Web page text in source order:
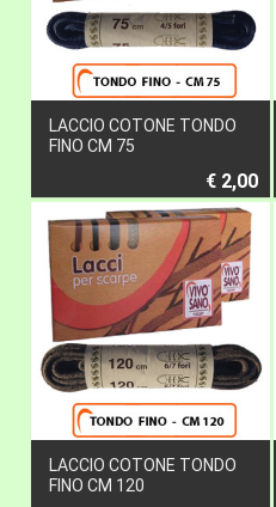
LACCIO COTONE TONDO
FINO CM 75
€ 2,00
LACCIO COTONE TONDO
FINO CM 120